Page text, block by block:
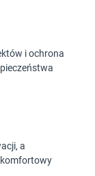
i ochrona
a